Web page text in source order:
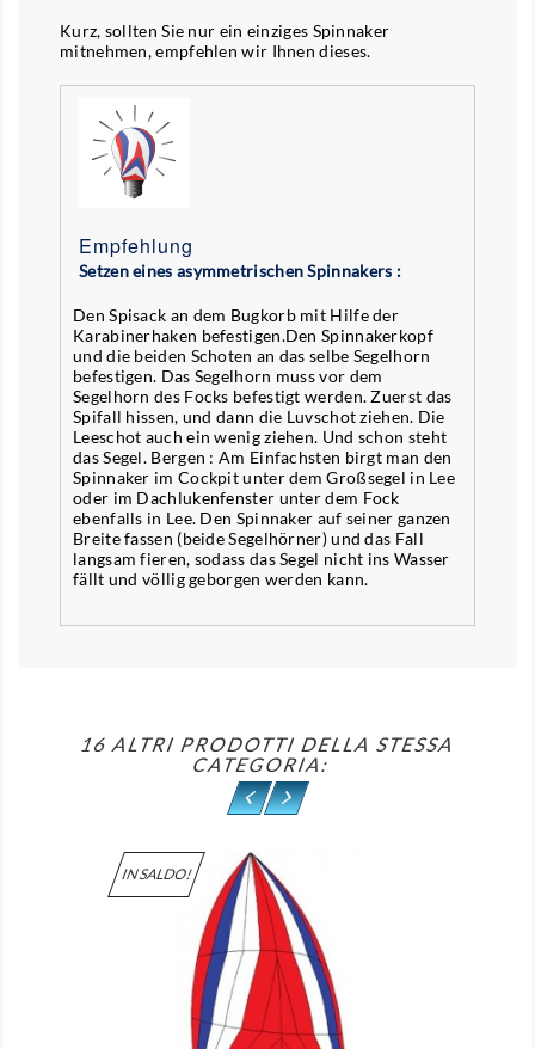
Kurz, sollten Sie nur ein einziges Spinnaker
mitnehmen, empfehlen wir Ihnen dieses.
Empfehlung
Setzen eines asymmetrischen Spinnakers :
Den Spisack an dem Bugkorb mit Hilfe der
Karabinerhaken befestigen.Den Spinnakerkopf
und die beiden Schoten an das selbe Segelhorn
befestigen. Das Segelhorn muss vor dem
Segelhorn des Focks befestigt werden. Zuerst das
Spifall hissen, und dann die Luvschot ziehen. Die
Leeschot auch ein wenig ziehen. Und schon steht
das Segel. Bergen : Am Einfachsten birgt man den
Spinnaker im Cockpit unter dem Großsegel in Lee
oder im Dachlukenfenster unter dem Fock
ebenfalls in Lee. Den Spinnaker auf seiner ganzen
Breite fassen (beide Segelhörner) und das Fall
langsam fieren, sodass das Segel nicht ins Wasser
fällt und völlig geborgen werden kann.
16 ALTRI PRODOTTI DELLA STESSA
CATEGORIA:
IN SALDO!
